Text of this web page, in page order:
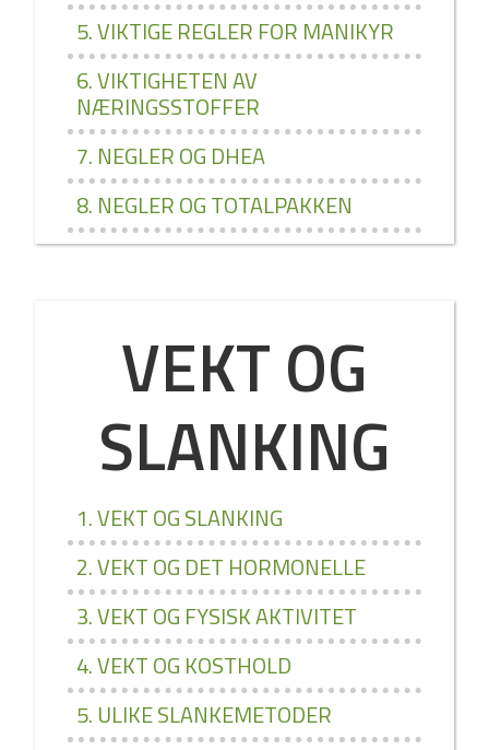
5. VIKTIGE REGLER FOR MANIKYR
6. VIKTIGHETEN AV
NÆRINGSSTOFFER
7. NEGLER OG DHEA
8. NEGLER OG TOTALPAKKEN
VEKT OG
SLANKING
1. VEKT OG SLANKING
2. VEKT OG DET HORMONELLE
3. VEKT OG FYSISK AKTIVITET
4. VEKT OG KOSTHOLD
5. ULIKE SLANKEMETODER